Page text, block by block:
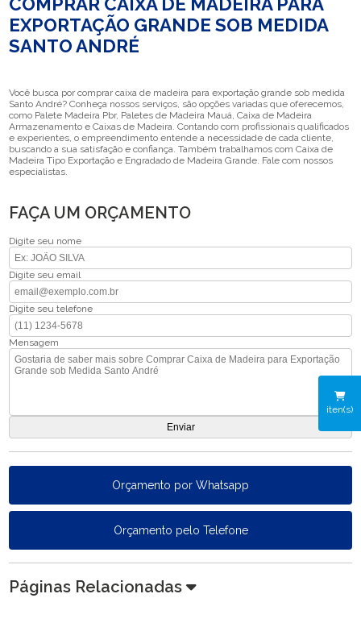
iten(s)
EXPORTAÇÃO GRANDE SOB MEDIDA
SANTO ANDRÉ
Você busca por comprar caixa de madeira para exportação grande sob medida
Santo André? Conheça nossos serviços, são opções variadas que oferecemos,
como Palete Madeira Pbr, Paletes de Madeira Mauá, Caixa de Madeira
Armazenamento e Caixas de Madeira. Contando com profissionais qualificados
e experientes, o empreendimento entende a necessidade de cada cliente,
buscando a sua satisfação e confiança. Também trabalhamos com Caixa de
Madeira Tipo Exportação e Engradado de Madeira Grande. Fale com nossos
especialistas.
FAÇA UM ORÇAMENTO
Digite seu nome
Digite seu email
Digite seu telefone
Mensagem
Orçamento por Whatsapp
Orçamento pelo Telefone
Páginas Relacionadas